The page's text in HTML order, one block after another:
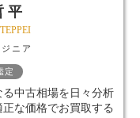
平
ニア
定
中古相場を日々分析
な価格でお買取する